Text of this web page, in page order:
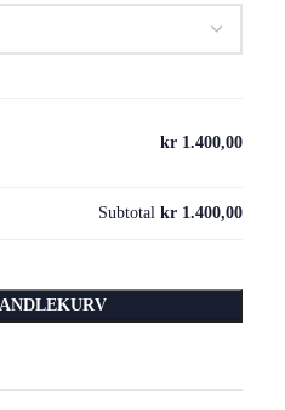
kr 1.400,00
Subtotal kr 1.400,00